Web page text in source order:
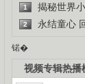
1 揭秘世界
2 永结童心
锘�
视频专辑热播